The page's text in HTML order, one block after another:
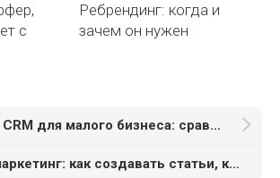
с
Ребрендинг: когда и
зачем он нужен
Как выбрать CRM для малого бизнеса: сравнение популярных решений
Контент-маркетинг: как создавать статьи, которые продают